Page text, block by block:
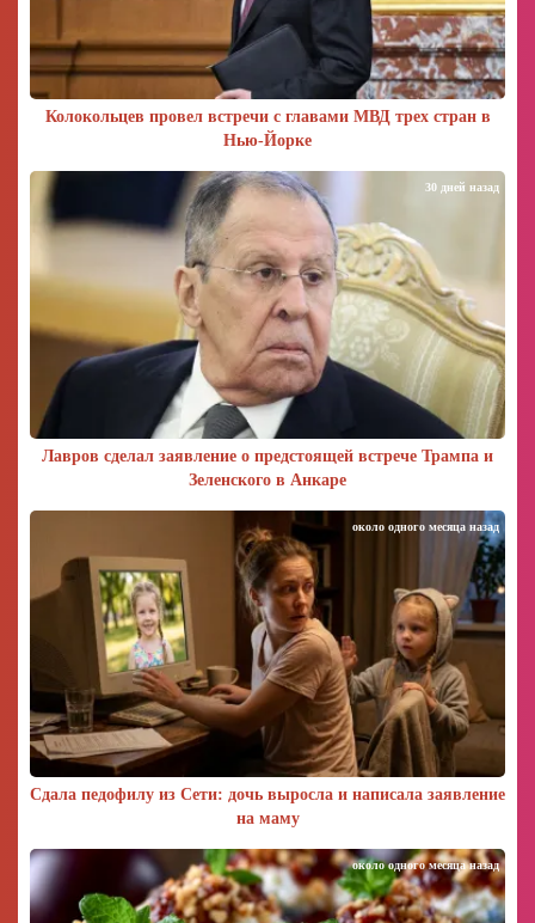
Колокольцев провел встречи с главами МВД трех стран в
Нью-Йорке
Лавров сделал заявление о предстоящей встрече Трампа и
Зеленского в Анкаре
30 дней назад
Сдала педофилу из Сети: дочь выросла и написала заявление
на маму
около одного месяца назад
около одного месяца назад